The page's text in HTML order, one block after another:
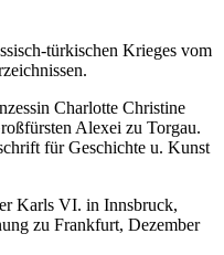
türkischen Krieges vom
Charlotte Christine
Alexei zu Torgau.
für Geschichte u. Kunst
Karls VI. in Innsbruck,
zu Frankfurt, Dezember